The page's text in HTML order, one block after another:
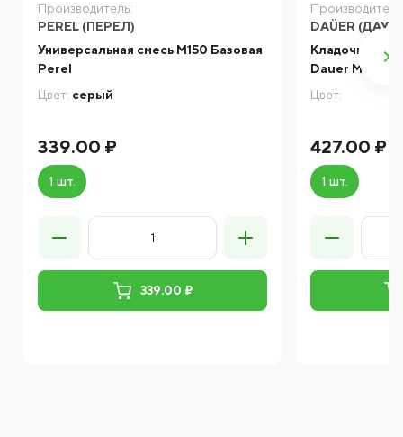
Производитель:
PEREL (ПЕРЕЛ)
Универсальная смесь М150 Базовая
Perel
Цвет: серый
339.00 ₽
1 шт.
339.00 ₽
DAÜER
Кладочная
Dauer М-150
Цвет:
427.00 ₽
1 шт.